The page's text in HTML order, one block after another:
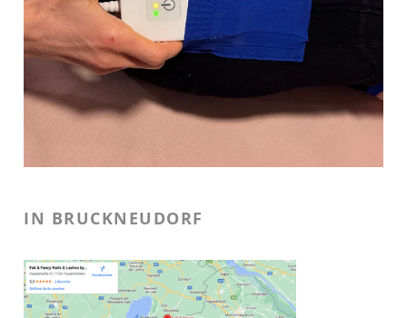
IN BRUCKNEUDORF